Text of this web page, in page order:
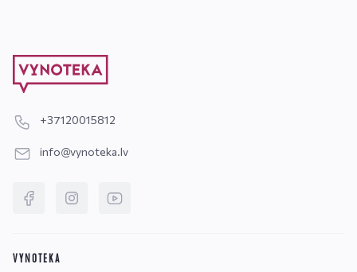
+37120015812
info@vynoteka.lv
VYNOTEKA